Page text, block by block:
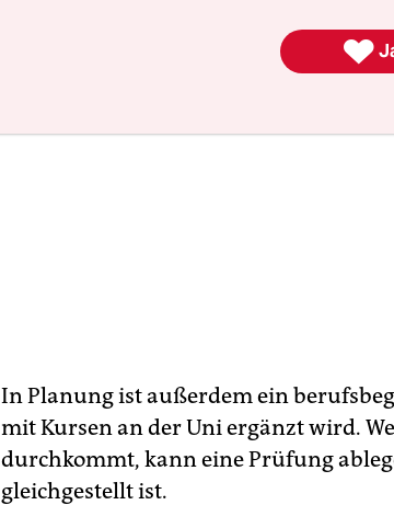
In Planung ist außerdem ein
mit Kursen an der Uni ergänzt wird.
durchkommt, kann eine Prüfung
gleichgestellt ist.
